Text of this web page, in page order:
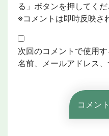
る」ボタンを押してくだ
※コメントは即時反映さ
次回のコメントで使用
名前、メールアドレス、